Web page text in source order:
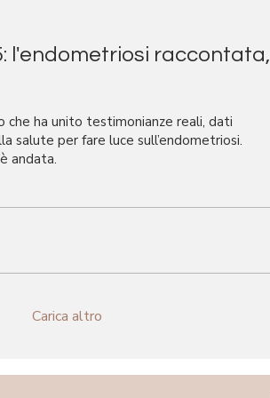
l'endometriosi raccontata,
che ha unito testimonianze reali, dati
salute per fare luce sull’endometriosi.
andata.
Carica altro